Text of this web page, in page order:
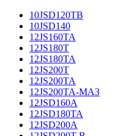
10JSD120TB
10JSD140
12JS160TA
12JS180T
12JS180TA
12JS200T
12JS200TA
12JS200TA-МАЗ
12JSD160A
12JSD180TA
12JSD200A